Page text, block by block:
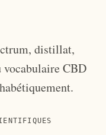
distillat,
vocabulaire CBD